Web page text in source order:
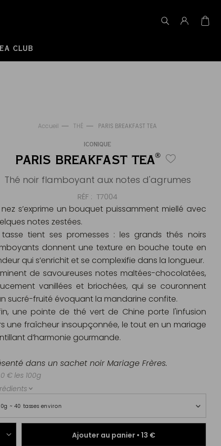
CLUB
Accueil THÉ PARIS BREAKFAST TEA
ICONIQUE
PARIS BREAKFAST TEA®
Thé noir flamboyant aux notes d'agrumes
RÉF T7004
~ 40 tasses environ
Ajouter au panier • 13 €
s’exprime un bouquet puissamment miellé avec
notes zestées.
tient ses promesses : les grands thés noirs
donnent une texture en bouche toute en
qui s’enrichit et se complexifie dans la longueur.
de savoureuses notes maltées-chocolatées,
vanillées et briochées, qui se couronnent
sucré-fruité évoquant la mandarine confite.
une pointe de thé vert de Chine porte l'infusion
une fraîcheur insoupçonnée, le tout en un mariage
d’harmonie gourmande.
dans un sachet noir Mariage Frères.
€ les 100g